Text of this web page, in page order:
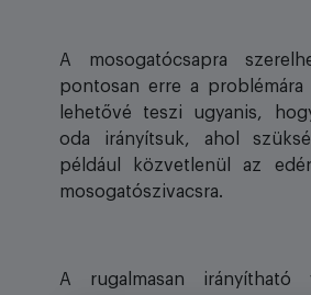
A mosogatócsapra
pontosan erre a problémára
lehetővé teszi ugyanis,
oda irányítsuk, ahol
például közvetlenül az
mosogatószivacsra.
A rugalmasan irányítható